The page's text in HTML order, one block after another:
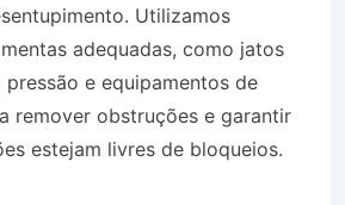
Utilizamos
adequadas, como jatos
e equipamentos de
remover obstruções e garantir
estejam livres de bloqueios.